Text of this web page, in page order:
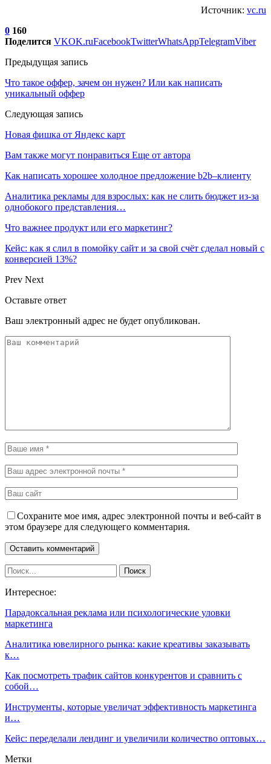
Источник: vc.ru
0 160
Поделится VKOK.ruFacebookTwitterWhatsAppTelegramViber
Предыдущая запись
Что такое оффер, зачем он нужен? Или как написать
уникальный оффер
Следующая запись
Новая фишка от Яндекс карт
Вам также могут понравиться Еще от автора
Как написать хорошее холодное предложение b2b–клиенту
Аналитика рекламы для взрослых: как не слить бюджет из-за
однобокого представления…
Что важнее продукт или его маркетинг?
Кейс: как я слил в помойку сайт и за свой счёт сделал новый с
конверсией 13%?
Prev Next
Оставьте ответ
Ваш электронный адрес не будет опубликован.
Сохраните мое имя, адрес электронной почты и веб-сайт в
этом браузере для следующего комментария.
Интересное:
Парадоксальная реклама или психологические уловки
маркетинга
Аналитика ювелирного рынка: какие креативы заказывать
к…
Как посмотреть трафик сайтов конкурентов и сравнить с
собой…
Инструменты, которые увеличат эффективность маркетинга
и…
Кейс: переделали лендинг и увеличили количество оптовых…
Метки